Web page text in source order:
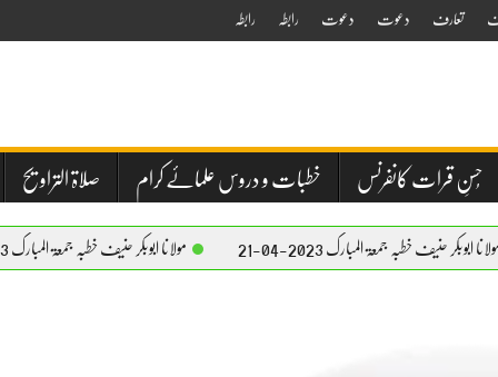
تعارف دعوت دعوت رابطہ رابطہ
حُسنِ قرات کانفرنس خطبات و دروس علمائے کرام صلاۃ التراویح
جمعۃ المبارک 2023-04-21 مولانا ابوبکر حنیف خطبہ جمعۃ المبارک 2023-04-21